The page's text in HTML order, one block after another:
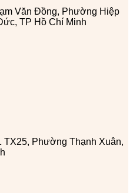
Văn Đồng, Phường Hiệp
TP Hồ Chí Minh
TX25, Phường Thạnh Xuân,